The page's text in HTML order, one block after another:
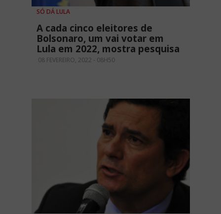
SÓ DÁ LULA
A cada cinco eleitores de
Bolsonaro, um vai votar em
Lula em 2022, mostra pesquisa
08 FEVEREIRO, 2022 - 08H50